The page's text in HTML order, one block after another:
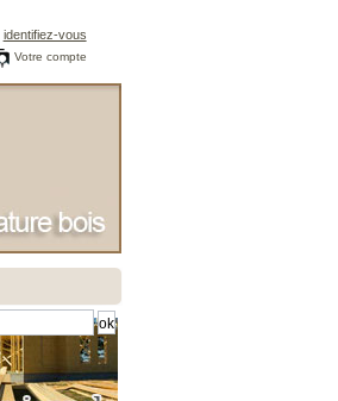
identifiez-vous
Votre compte